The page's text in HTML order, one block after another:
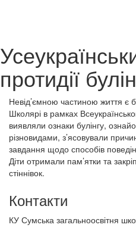
протидії
Невід’ємною частиною життя є
Школярі в рамках
виявляли ознаки булінгу,
різновидами, з’ясовували
завдання щодо способів
Діти отримали пам’ятки та
стіннівок.
Контакти
КУ Сумська загальноосвітня